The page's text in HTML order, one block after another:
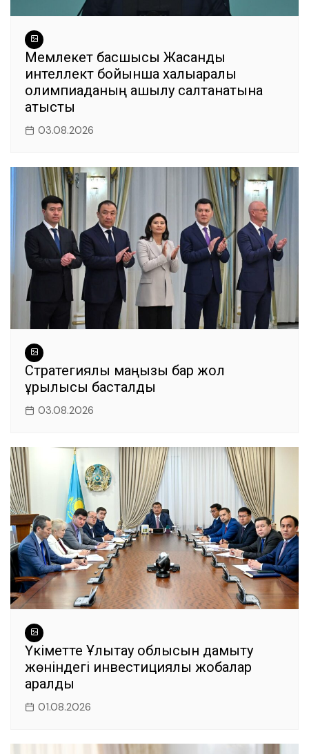
Мемлекет басшысы Жасанды
интеллект бойынша халықаралық
олимпиаданың ашылу салтанатына
қатысты
03.08.2026
Стратегиялық маңызы бар жол
құрылысы басталды
03.08.2026
Үкіметте Ұлытау облысын дамыту
жөніндегі инвестициялық жобалар
қаралды
01.08.2026